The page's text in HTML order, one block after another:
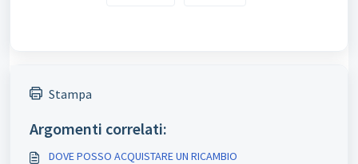
Stampa
Argomenti correlati:
DOVE POSSO ACQUISTARE UN RICAMBIO